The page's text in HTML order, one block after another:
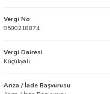
Vergi No
9500218874
Vergi Dairesi
Küçükyalı
Arıza / İade Başvurusu